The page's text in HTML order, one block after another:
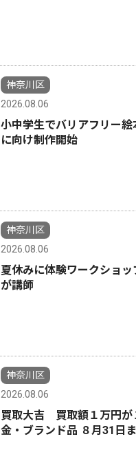
神奈川区
2026.08.06
小中学生でバリアフリー
に向け制作開始
神奈川区
2026.08.06
夏休みに体験ワークショ
が講師
神奈川区
2026.08.06
買取大吉 買取額１万円
金・ブランド品 ８月31日